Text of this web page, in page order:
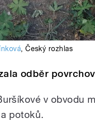
,Český rozhlas
odběr
v obvodu
potoků.